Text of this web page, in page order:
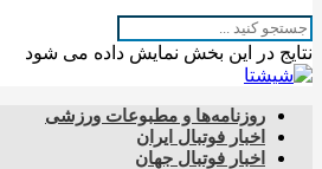
نتایج در این بخش نمایش داده می شود
روزنامه‌ها و مطبوعات ورزشی
اخبار فوتبال ایران
اخبار فوتبال جهان